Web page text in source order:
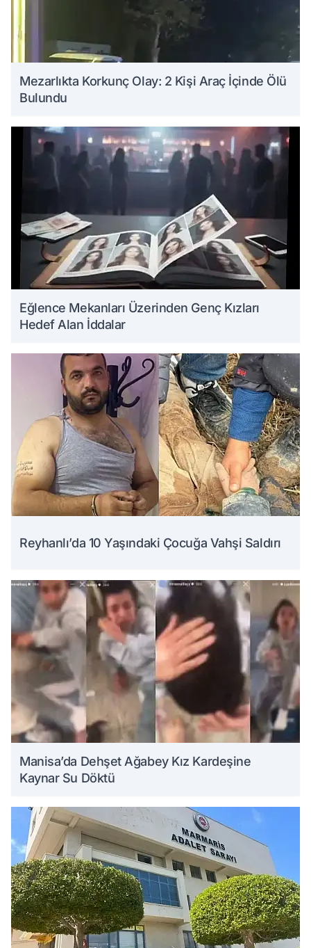
Mezarlıkta Korkunç Olay: 2 Kişi Araç İçinde Ölü
Bulundu
Eğlence Mekanları Üzerinden Genç Kızları
Hedef Alan İddalar
Reyhanlı’da 10 Yaşındaki Çocuğa Vahşi Saldırı
Manisa’da Dehşet Ağabey Kız Kardeşine
Kaynar Su Döktü